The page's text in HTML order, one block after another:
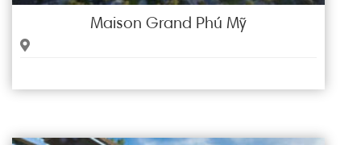
Maison Grand Phú Mỹ